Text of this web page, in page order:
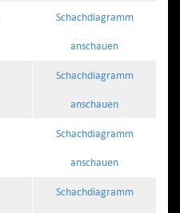
Schachdiagramm
anschauen
Schachdiagramm
anschauen
Schachdiagramm
anschauen
Schachdiagramm